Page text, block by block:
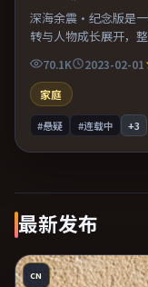
深海余震·纪念版是
转与人物成长展开，
70.1K 2023-02-01
家庭
#悬疑 #连载中 +3
最新发布
CN